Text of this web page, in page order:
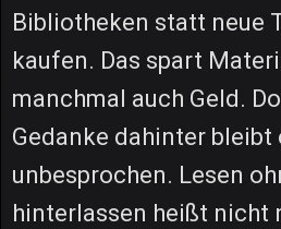
Bibliotheken statt neue
kaufen. Das spart
manchmal auch Geld.
Gedanke dahinter bleibt
unbesprochen. Lesen
hinterlassen heißt nicht